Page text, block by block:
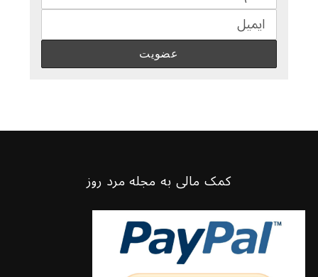
کمک مالی به مجله مرد روز